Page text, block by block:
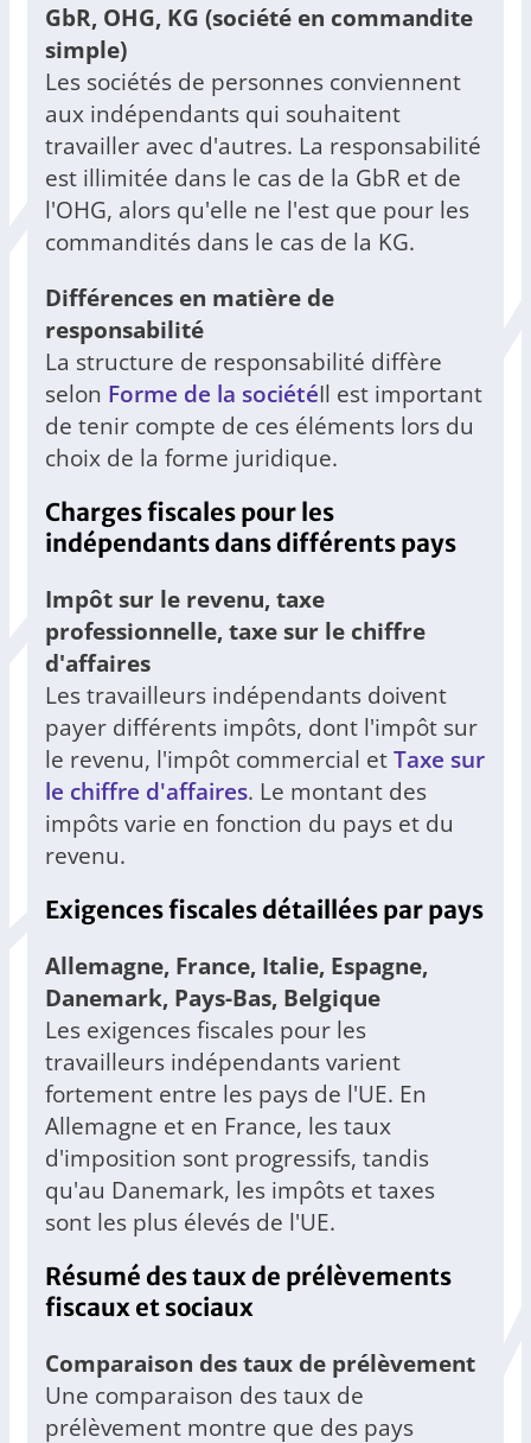
GbR, OHG, KG (société en commandite
simple)
Les sociétés de personnes conviennent
aux indépendants qui souhaitent
travailler avec d'autres. La responsabilité
est illimitée dans le cas de la GbR et de
l'OHG, alors qu'elle ne l'est que pour les
commandités dans le cas de la KG.
Différences en matière de
responsabilité
La structure de responsabilité diffère
selon Forme de la sociétéIl est important
de tenir compte de ces éléments lors du
choix de la forme juridique.
Charges fiscales pour les
indépendants dans différents pays
Impôt sur le revenu, taxe
professionnelle, taxe sur le chiffre
d'affaires
Les travailleurs indépendants doivent
payer différents impôts, dont l'impôt sur
le revenu, l'impôt commercial etTaxe sur
le chiffre d'affaires. Le montant des
impôts varie en fonction du pays et du
revenu.
Exigences fiscales détaillées par pays
Allemagne, France, Italie, Espagne,
Danemark, Pays-Bas, Belgique
Les exigences fiscales pour les
travailleurs indépendants varient
fortement entre les pays de l'UE. En
Allemagne et en France, les taux
d'imposition sont progressifs, tandis
qu'au Danemark, les impôts et taxes
sont les plus élevés de l'UE.
Résumé des taux de prélèvements
fiscaux et sociaux
Comparaison des taux de prélèvement
Une comparaison des taux de
prélèvement montre que des pays